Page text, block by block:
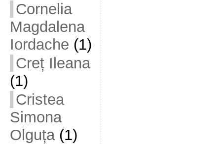
Cornelia
Magdalena
Iordache (1)
Creț Ileana
(1)
Cristea
Simona
Olguța(1)